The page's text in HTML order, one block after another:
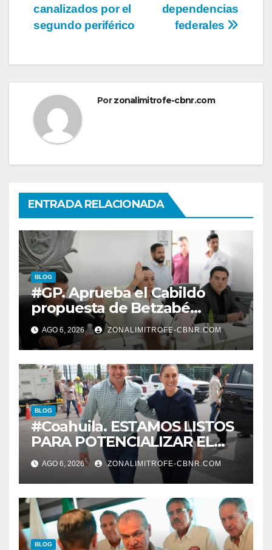
dependencias
federales
canalizados por el
segundo periférico
Porzonalimitrofe-cbnr.com
ENTRADA RELACIONADA
BLOG
#GP. Aprueba el Cabildo
propuesta de Betzabé
Martínez para su primer
informe el día 20 de agosto a
las 11 de la mañana*
AGO 6, 2026 ZONALIMITROFE-CBNR.COM
BLOG
#Coahuila. ESTAMOS LISTOS
PARA POTENCIALIZAR EL
GAS COAHUILA: MANOLO
AGO 6, 2026 ZONALIMITROFE-CBNR.COM
BLOG